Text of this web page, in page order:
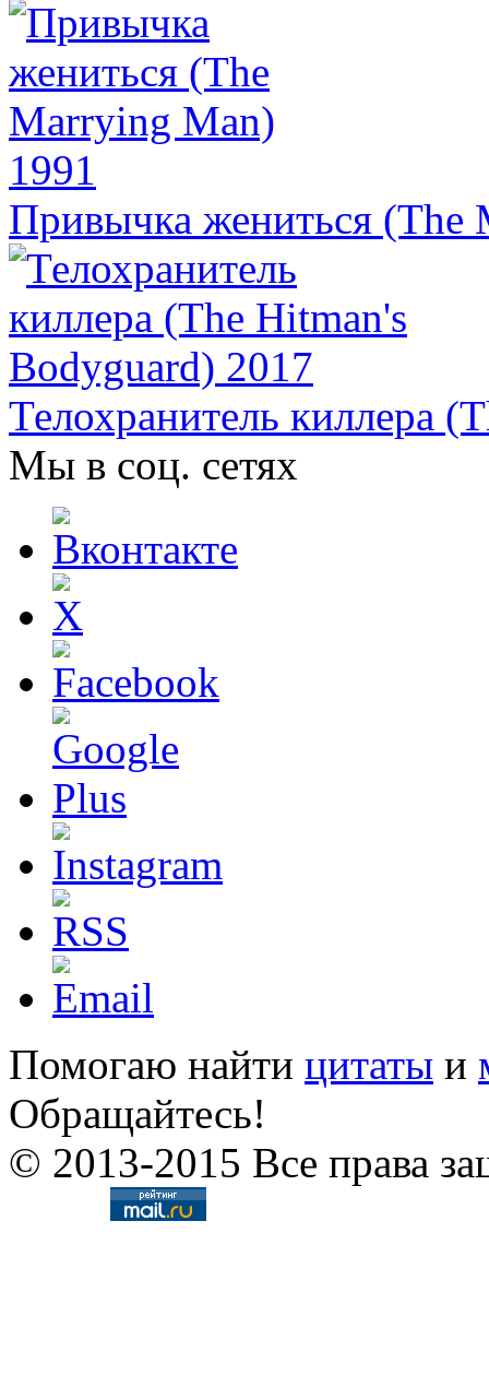
Привычка жениться (The
Телохранитель киллера
Мы в соц. сетях
Помогаю найти цитаты и
Обращайтесь!
© 2013-2015 Все права